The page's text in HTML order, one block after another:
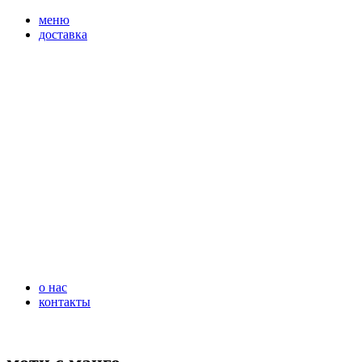
перейтименю
доставка
о нас
контакты